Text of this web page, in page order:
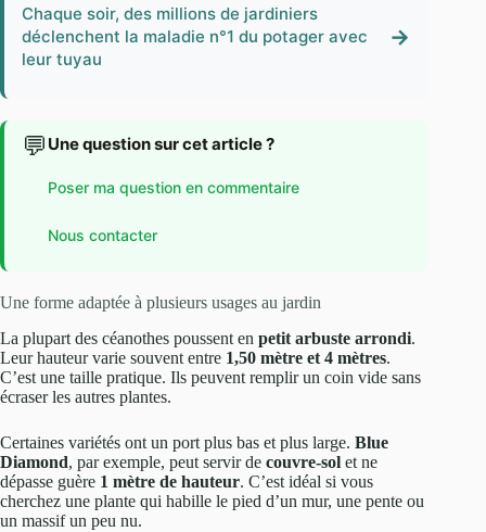
Chaque soir, des millions de jardiniers
déclenchent la maladie n°1 du potager avec
leur tuyau
→
💬 Une question sur cet article ?
Poser ma question en commentaire
Nous contacter
Une forme adaptée à plusieurs usages au jardin
La plupart des céanothes poussent en petit arbuste arrondi.
Leur hauteur varie souvent entre 1,50 mètre et 4 mètres.
C’est une taille pratique. Ils peuvent remplir un coin vide sans
écraser les autres plantes.
Certaines variétés ont un port plus bas et plus large. Blue
Diamond, par exemple, peut servir de couvre-sol et ne
dépasse guère 1 mètre de hauteur. C’est idéal si vous
cherchez une plante qui habille le pied d’un mur, une pente ou
un massif un peu nu.